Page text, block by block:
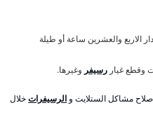
الاربع والعشرين ساعة أو طيلة
وقطع غيار رسيفر وغيرها.
مشاكل الستلايت و الرسيفراتخلال